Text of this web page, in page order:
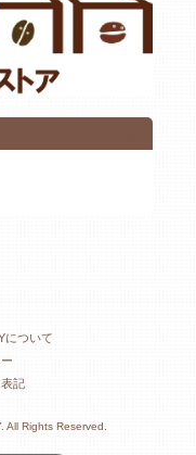
について
記
All Rights Reserved.